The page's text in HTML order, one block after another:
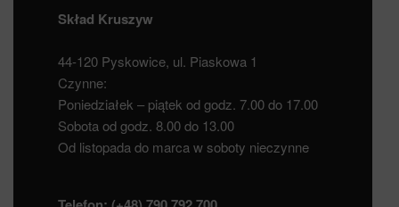
Skład Kruszyw
44-120 Pyskowice, ul. Piaskowa 1
Czynne:
Poniedziałek – piątek od godz. 7.00 do 17.00
Sobota od godz. 8.00 do 13.00
Od listopada do marca w soboty nieczynne